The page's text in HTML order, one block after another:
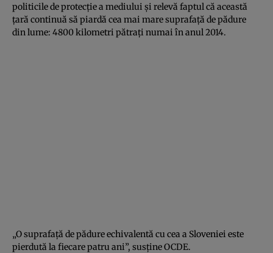
politicile de protecţie a mediului şi relevă faptul că această
ţară continuă să piardă cea mai mare suprafaţă de pădure
din lume: 4800 kilometri pătraţi numai în anul 2014.
„O suprafaţă de pădure echivalentă cu cea a Sloveniei este
pierdută la fiecare patru ani”, susţine OCDE.